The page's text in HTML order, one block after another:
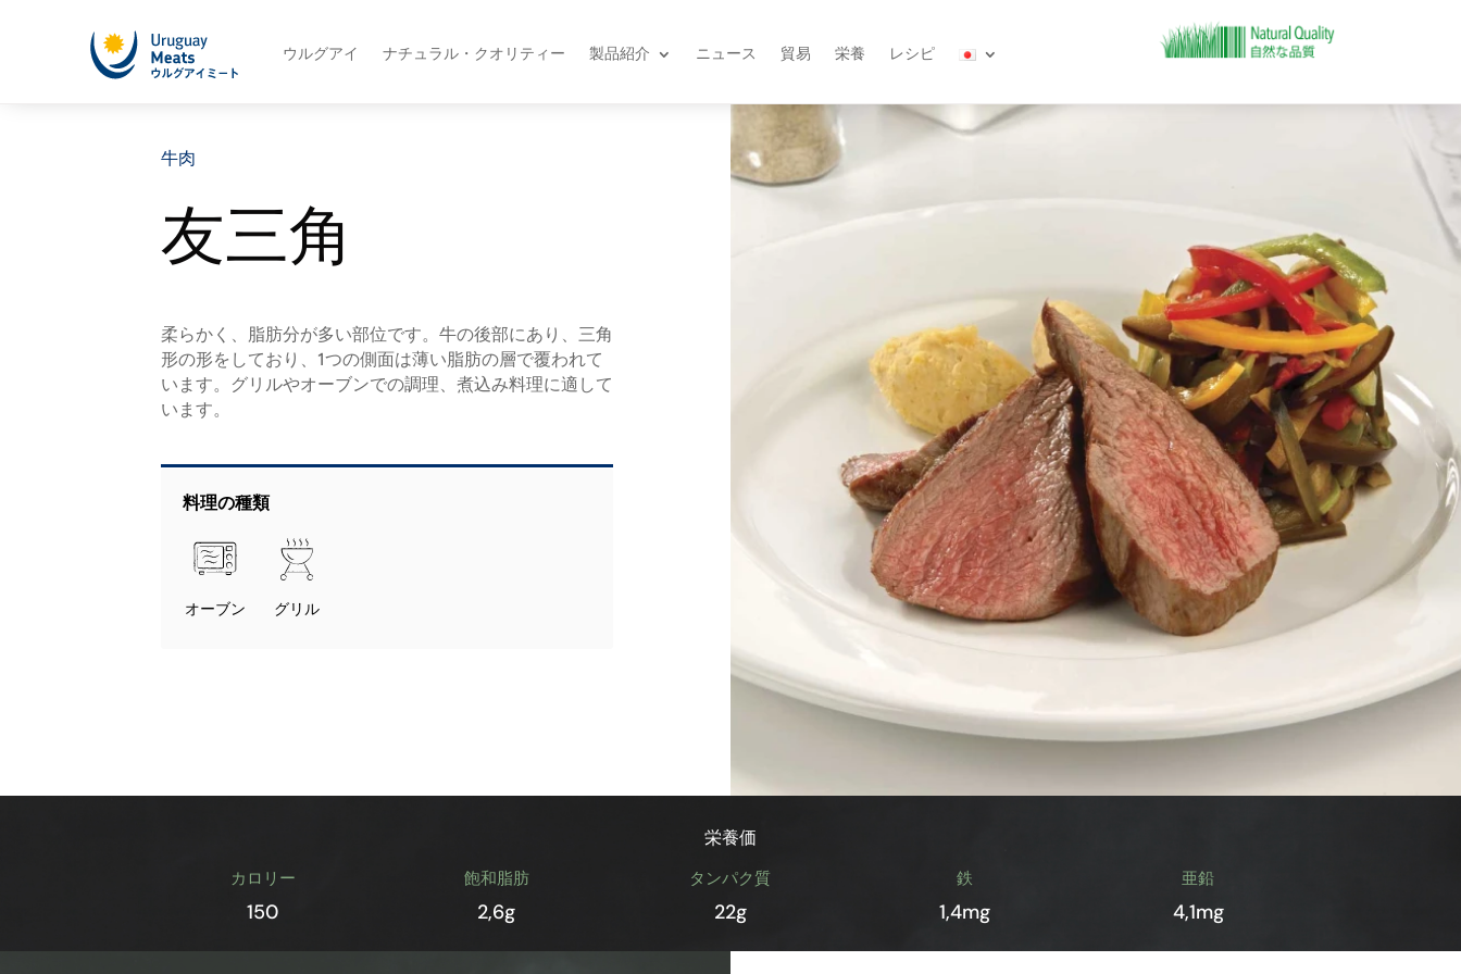
ウルグアイ ナチュラル・クオリティー 製品紹介 ニュース 貿易 栄養 レシピ
牛肉
友三角
柔らかく、脂肪分が多い部位です。牛の後部にあり、三角
形の形をしており、1つの側面は薄い脂肪の層で覆われて
います。グリルやオーブンでの調理、煮込み料理に適して
います。
料理の種類
オーブン グリル
栄養価
カロリー
150
飽和脂肪
2,6g
タンパク質
22g
鉄
1,4mg
亜鉛
4,1mg